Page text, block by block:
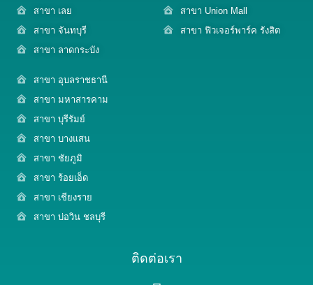
สาขา เลย
สาขา จันทบุรี
สาขา ลาดกระบัง
สาขา Union Mall
สาขา ฟิวเจอร์พาร์ค รังสิต
สาขา อุบลราชธานี
สาขา มหาสารคาม
สาขา บุรีรัมย์
สาขา บางแสน
สาขา ชัยภูมิ
สาขา ร้อยเอ็ด
สาขา เชียงราย
สาขา บ่อวิน ชลบุรี
ติดต่อเรา